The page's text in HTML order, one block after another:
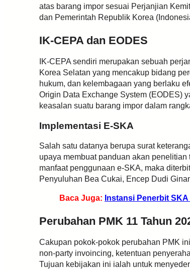
atas barang impor sesuai Perjanjian
dan Pemerintah Republik Korea
IK-CEPA dan EODES
IK-CEPA sendiri merupakan sebuah
Korea Selatan yang mencakup bidang
hukum, dan kelembagaan yang berlaku
Origin Data Exchange System (EODES)
keasalan suatu barang impor dalam
Implementasi E-SKA
Salah satu datanya berupa surat
upaya membuat panduan akan
manfaat penggunaan e-SKA, maka
Penyuluhan Bea Cukai, Encep Dudi
Baca Juga: Instansi Penerbit
Perubahan PMK 11 Tahun
Cakupan pokok-pokok perubahan PMK
non-party invoincing, ketentuan
Tujuan kebijakan ini ialah untuk